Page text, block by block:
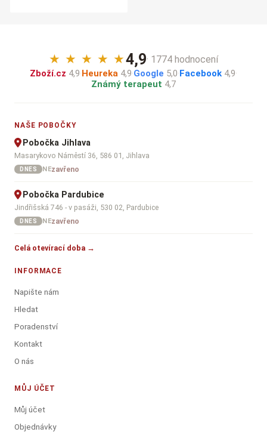
★ ★ ★ ★ ★4,9· 1774 hodnocení
Zboží.cz 4,9·Heureka 4,9·Google 5,0·Facebook 4,9·
Známý terapeut 4,7
NAŠE POBOČKY
Pobočka Jihlava
Masarykovo Náměstí 36, 586 01, Jihlava
DNES NEzavřeno
Pobočka Pardubice
Jindřišská 746 - v pasáži, 530 02, Pardubice
DNES NEzavřeno
Celá otevírací doba →
INFORMACE
Napište nám
Hledat
Poradenství
Kontakt
O nás
MŮJ ÚČET
Můj účet
Objednávky